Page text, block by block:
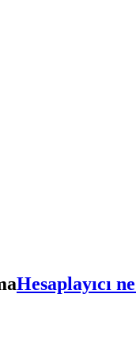
Hesaplayıcı